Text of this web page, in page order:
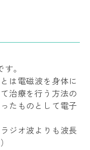
。
は電磁波を身体に
治療を行う方法の
たものとして電子
ジオ波よりも波長